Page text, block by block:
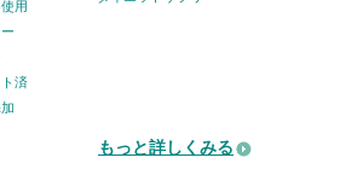
用
済
もっと詳しくみる